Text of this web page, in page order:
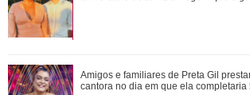
Com reaproximação, Príncipe Harry
de Rei Charles III marcar presen�...
Amigos e familiares de Preta Gil
cantora no dia em que ela completaria